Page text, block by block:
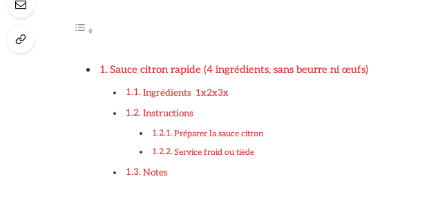
Sauce citron rapide (4 ingrédients, sans beurre ni œufs)
Ingrédients 1x2x3x
Instructions
Préparer la sauce citron
Service froid ou tiède
Notes